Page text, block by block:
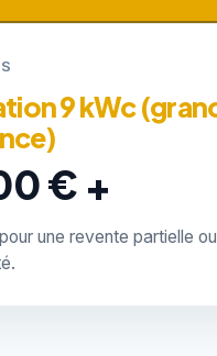
9 kWc
€ +
une revente partielle